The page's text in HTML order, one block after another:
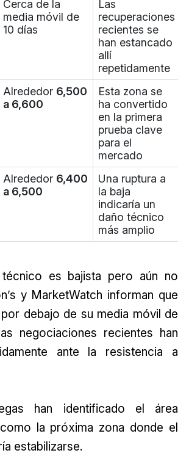
Cerca de la
media móvil de
10 días
Las
recuperaciones
recientes se
han estancado
allí
repetidamente
Alrededor 6,500
a 6,600
Esta zona se
ha convertido
en la primera
prueba clave
para el
mercado
Alrededor 6,400
a 6,500
Una ruptura a
la baja
indicaría un
daño técnico
más amplio
técnico es bajista pero aún no
y MarketWatch informan que
debajo de su media móvil de
negociaciones recientes han
ante la resistencia a
han identificado el área
la próxima zona donde el
estabilizarse.